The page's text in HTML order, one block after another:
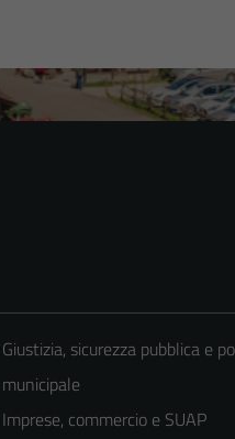
Giustizia, sicurezza pubblica e
municipale
Imprese, commercio e SUAP